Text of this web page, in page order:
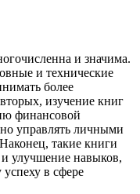
и значима.
и технические
более
изучение книг
финансовой
управлять личными
такие книги
улучшение навыков,
в сфере